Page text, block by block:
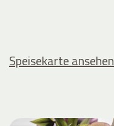
Speisekarte ansehen